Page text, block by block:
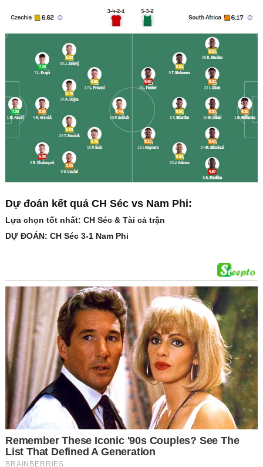
Dự đoán kết quả CH Séc vs Nam Phi:
Lựa chọn tốt nhất: CH Séc & Tài cả trận
DỰ ĐOÁN: CH Séc 3-1 Nam Phi